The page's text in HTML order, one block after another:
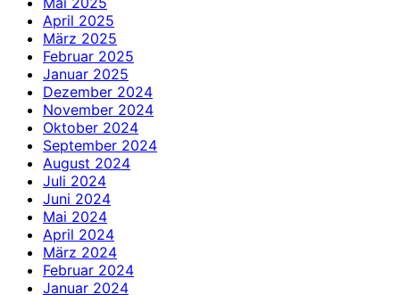
April 2025
März 2025
Februar 2025
Januar 2025
Dezember 2024
November 2024
Oktober 2024
September 2024
August 2024
Juli 2024
Juni 2024
Mai 2024
April 2024
März 2024
Februar 2024
Januar 2024